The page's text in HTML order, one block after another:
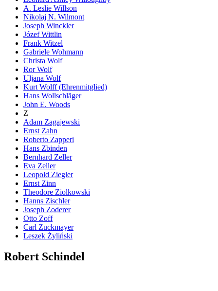
A. Leslie Willson
Nikolaj N. Wilmont
Joseph Winckler
Józef Wittlin
Frank Witzel
Gabriele Wohmann
Christa Wolf
Ror Wolf
Uljana Wolf
Kurt Wolff (Ehrenmitglied)
Hans Wollschläger
John E. Woods
Z
Adam Zagajewski
Ernst Zahn
Roberto Zapperi
Hans Zbinden
Bernhard Zeller
Eva Zeller
Leopold Ziegler
Ernst Zinn
Theodore Ziolkowski
Hanns Zischler
Joseph Zoderer
Otto Zoff
Carl Zuckmayer
Leszek Żyliński
Robert Schindel